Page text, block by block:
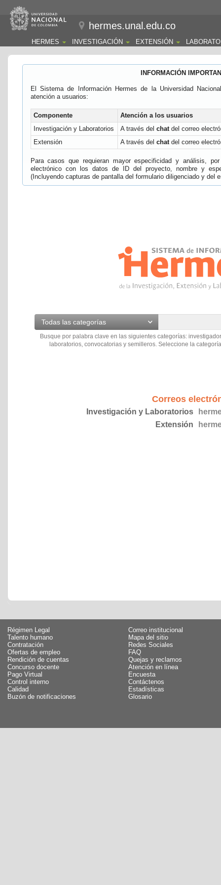
hermes.unal.edu.co
HERMES INVESTIGACIÓN EXTENSIÓN
INFORMACIÓN
El Sistema de Información Hermes de la Universidad
atención a usuarios:
Componente
Atención a los usuarios
Investigación y Laboratorios
A través del chatdel correo
Extensión
A través del chatdel correo
Para casos que requieran mayor especificidad y análisis,
electrónico con los datos de ID del proyecto, nombre y
(Incluyendo capturas de pantalla del formulario diligenciado y del
Todas las categorías
Busque por palabra clave en las siguientes categorías:
laboratorios, convocatorias y semilleros. Seleccione la
Correos
Investigación y Laboratorios
Extensión
Régimen Legal
Talento humano
Contratación
Ofertas de empleo
Rendición de cuentas
Concurso docente
Pago Virtual
Control interno
Calidad
Buzón de notificaciones
Correo institucional
Mapa del sitio
Redes Sociales
FAQ
Quejas y reclamos
Atención en línea
Encuesta
Contáctenos
Estadísticas
Glosario